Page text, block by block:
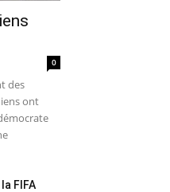
0
des
ont
FIFA